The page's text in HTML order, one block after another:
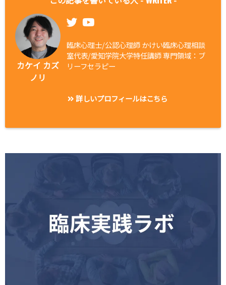
カケイ カズ
ノリ
臨床心理士/公認心理師 かけい臨床心理相談
室代表/愛知学院大学特任講師 専門領域：ブ
リーフセラピー
詳しいプロフィールはこちら